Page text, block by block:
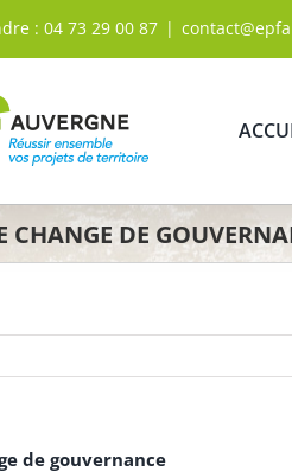
: 04 73 29 00 87 |
CHANGE DE
de gouvernance